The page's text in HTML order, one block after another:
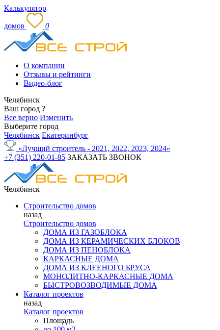
Калькулятор
домов 0
О компании
Отзывы и рейтинги
Видео-блог
Челябинск
Ваш город ?
Все верно Изменить
Выберите город
Челябинск Екатеринбург
«Лучший строитель - 2021, 2022, 2023, 2024»
+7 (351) 220-01-85 ЗАКАЗАТЬ ЗВОНОК
Челябинск
Строительство домов
назад
Строительство домов
ДОМА ИЗ ГАЗОБЛОКА
ДОМА ИЗ КЕРАМИЧЕСКИХ БЛОКОВ
ДОМА ИЗ ПЕНОБЛОКА
КАРКАСНЫЕ ДОМА
ДОМА ИЗ КЛЕЕНОГО БРУСА
МОНОЛИТНО-КАРКАСНЫЕ ДОМА
БЫСТРОВОЗВОДИМЫЕ ДОМА
Каталог проектов
назад
Каталог проектов
Площадь